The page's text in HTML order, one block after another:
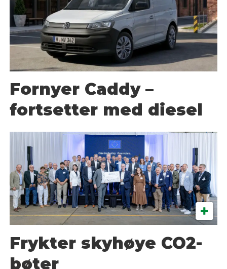
Fornyer Caddy –
fortsetter med diesel
Frykter skyhøye CO2-
bøter